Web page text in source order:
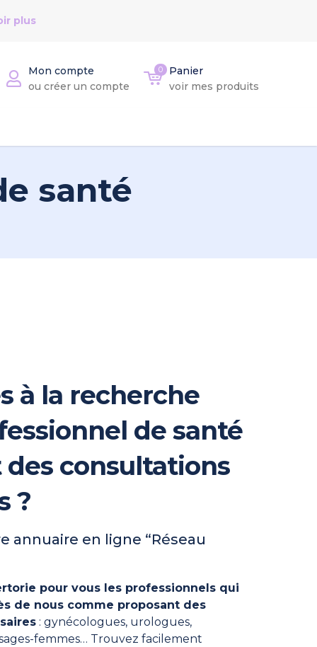
plus
Mon compte
ou créer un compte
0
Panier
voir mes produits
santé
à la recherche
de santé
des consultations
?
annuaire en ligne “Réseau
pour vous les professionnels qui
de nous comme proposant des
: gynécologues, urologues,
femmes… Trouvez facilement